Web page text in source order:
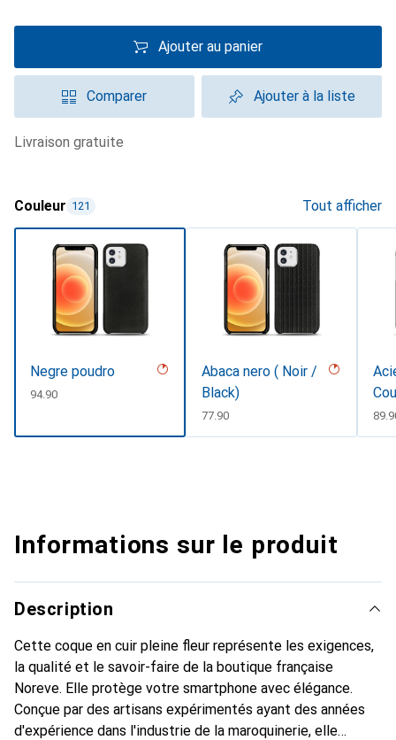
Ajouter au panier
Comparer Ajouter à la liste
livraison gratuite
Couleur 121 Tout afficher
Negre poudro
CHF
94.90
Abaca nero ( Noir /
Black)
CHF
77.90 CHF
Informations sur le produit
Description
Cette coque en cuir pleine fleur représente les exigences,
la qualité et le savoir-faire de la boutique française
Noreve. Elle protège votre smartphone avec élégance.
Conçue par des artisans expérimentés ayant des années
d'expérience dans l'industrie de la maroquinerie, elle